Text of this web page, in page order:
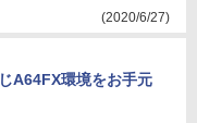
(2020/6/27)
A64FX環境をお手元